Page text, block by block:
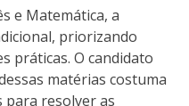
e Matemática, a
priorizando
práticas. O candidato
matérias costuma
para resolver as